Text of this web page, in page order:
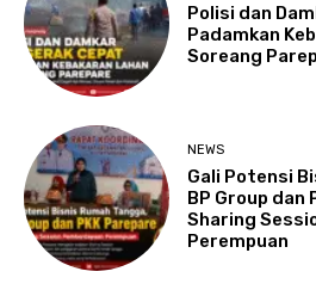
Polisi dan
Padamkan
Soreang
NEWS
Gali Potensi
BP Group dan
Sharing
Perempuan